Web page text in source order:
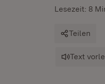
Lesezeit: 8
Teilen
Text